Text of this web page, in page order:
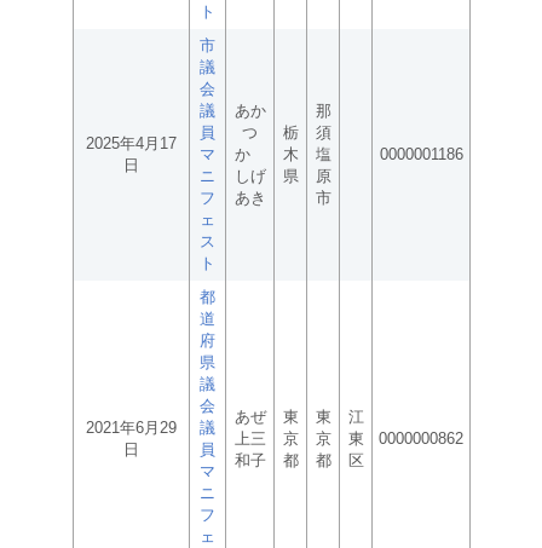
ト
2025年4月17
日
市
議
会
議
員
マ
ニ
フ
ェ
ス
ト
あか
つ
か
しげ
あき
栃
木
県
那
須
塩
原
市
0000001186
2021年6月29
日
都
道
府
県
議
会
議
員
マ
ニ
フ
ェ
あぜ
上三
和子
東
京
都
東
京
都
江
東
区
0000000862